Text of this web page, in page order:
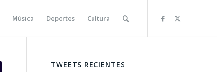
Música Deportes Cultura
TWEETS RECIENTES